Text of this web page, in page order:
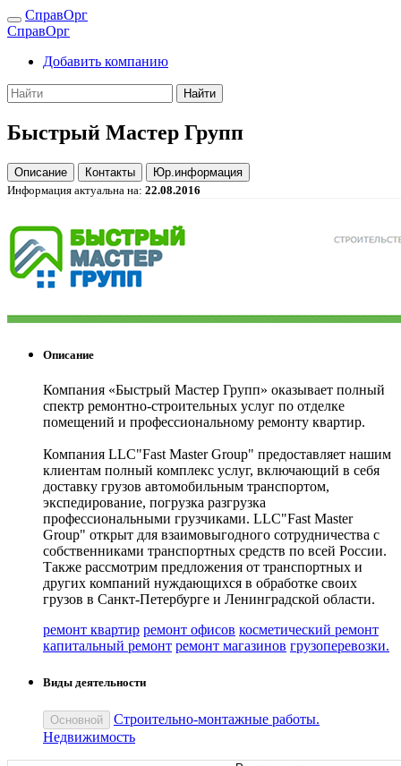
СправОрг
СправОрг
Добавить компанию
Найти
Быстрый Мастер Групп
Описание Контакты
Юр.информация
Информация актуальна на: 22.08.2016
Описание
Компания «Быстрый Мастер Групп» оказывает полный
спектр ремонтно-строительных услуг по отделке
помещений и профессиональному ремонту квартир.
Компания LLC"Fast Master Group" предоставляет нашим
клиентам полный комплекс услуг, включающий в себя
доставку грузов автомобильным транспортом,
экспедирование, погрузка разгрузка
профессиональными грузчиками. LLC"Fast Master
Group" открыт для взаимовыгодного сотрудничества с
собственниками транспортных средств по всей России.
Также рассмотрим предложения от транспортных и
других компаний нуждающихся в обработке своих
грузов в Санкт-Петербурге и Ленинградской области.
ремонт квартир ремонт офисов косметический ремонт
капитальный ремонт ремонт магазинов грузоперевозки.
Виды деятельности
Основной
Строительно-монтажные работы.
Недвижимость